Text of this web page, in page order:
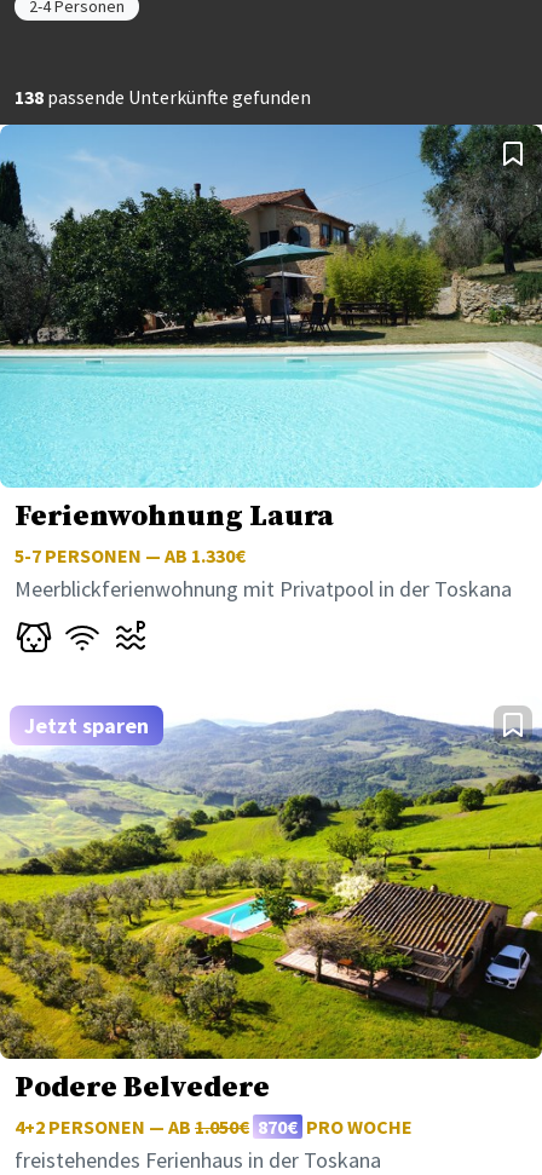
2-4 Personen
138 passende Unterkünfte gefunden
Ferienwohnung Laura
5-7 PERSONEN — AB 1.330€
Meerblickferienwohnung mit Privatpool in der Toskana
Jetzt sparen
Podere Belvedere
4+2 PERSONEN — AB 1.050€ 870€ PRO WOCHE
freistehendes Ferienhaus in der Toskana